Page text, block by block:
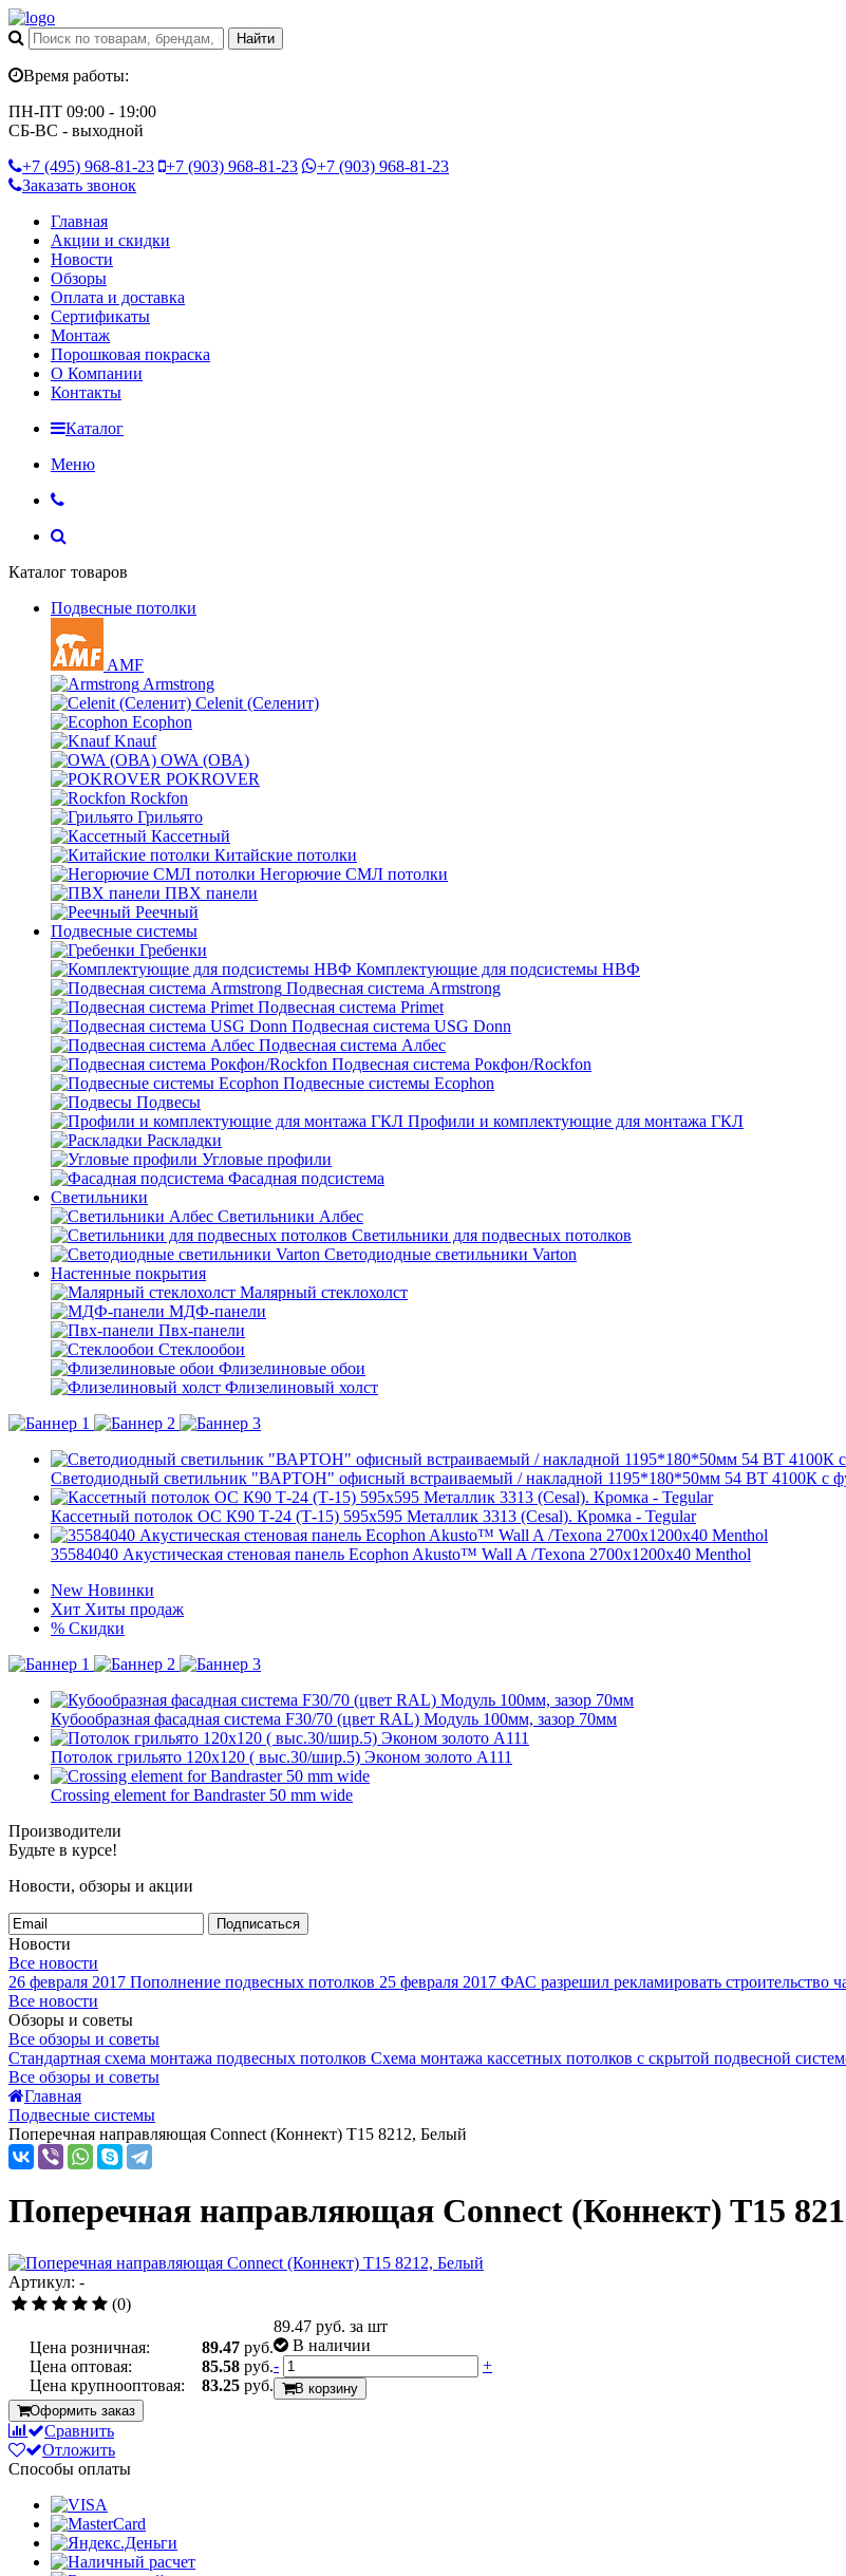
Время работы:
ПН-ПТ 09:00 - 19:00
СБ-ВС - выходной
+7 (495) 968-81-23 +7 (903) 968-81-23 +7 (903) 968-81-23
Заказать звонок
Главная
Акции и скидки
Новости
Обзоры
Оплата и доставка
Сертификаты
Монтаж
Порошковая покраска
О Компании
Контакты
Каталог
Меню
Каталог товаров
Подвесные потолки
AMF
Armstrong
Celenit (Селенит)
Ecophon
Knauf
OWA (ОВА)
POKROVER
Rockfon
Грильято
Кассетный
Китайские потолки
Негорючие СМЛ потолки
ПВХ панели
Реечный
Подвесные системы
Гребенки
Комплектующие для подсистемы НВФ
Подвесная система Armstrong
Подвесная система Primet
Подвесная система USG Donn
Подвесная система Албес
Подвесная система Рокфон/Rockfon
Подвесные системы Ecophon
Подвесы
Профили и комплектующие для монтажа ГКЛ
Раскладки
Угловые профили
Фасадная подсистема
Светильники
Светильники Албес
Светильники для подвесных потолков
Светодиодные светильники Varton
Настенные покрытия
Малярный стеклохолст
МДФ-панели
Пвх-панели
Стеклообои
Флизелиновые обои
Флизелиновый холст
Светодиодный светильник "ВАРТОН" офисный встраиваемый / накладной 1195*180*50мм 54 ВТ 4100К с
Кассетный потолок ОС К90 Т-24 (Т-15) 595х595 Металлик 3313 (Cesal). Кромка - Tegular
35584040 Акустическая стеновая панель Ecophon Akusto™ Wall A /Texona 2700x1200x40 Menthol
New Новинки
Хит Хиты продаж
% Скидки
Кубообразная фасадная система F30/70 (цвет RAL) Модуль 100мм, зазор 70мм
Потолок грильято 120х120 ( выс.30/шир.5) Эконом золото А111
Crossing element for Bandraster 50 mm wide
Производители
Будьте в курсе!
Новости, обзоры и акции
Подписаться
Новости
Все новости
26 февраля 2017 Пополнение подвесных потолков 25 февраля 2017 ФАС разрешил рекламировать строительство
Все новости
Обзоры и советы
Все обзоры и советы
Стандартная схема монтажа подвесных потолков Схема монтажа кассетных потолков с скрытой подвесной
Все обзоры и советы
Главная
Подвесные системы
Поперечная направляющая Connect (Коннект) T15 8212, Белый
Поперечная направляющая Connect (Коннект) T15
Артикул: -
(0)
Цена розничная: 89.47 руб.
Цена оптовая:
85.58 руб.
Цена крупнооптовая:
83.25 руб.
89.47 руб. за шт
В наличии
-
+
В корзину
Оформить заказ
Сравнить
Отложить
Способы оплаты